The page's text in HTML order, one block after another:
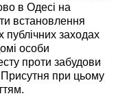
в Одесі на
встановлення
публічних заходах
особи
проти забудови
Присутня при цьому